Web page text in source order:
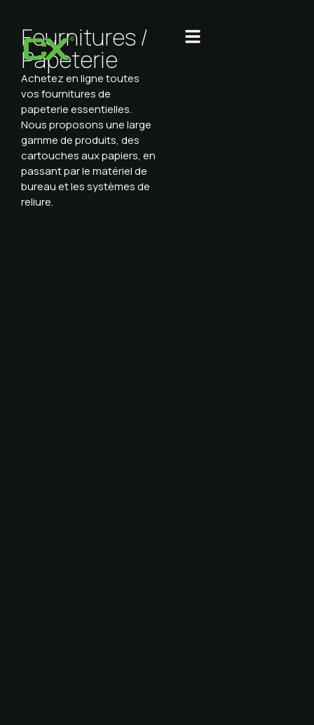
Fournitures /
Papeterie
Achetez en ligne toutes
vos fournitures de
papeterie essentielles.
Nous proposons une large
gamme de produits, des
cartouches aux papiers, en
passant par le matériel de
bureau et les systèmes de
reliure.